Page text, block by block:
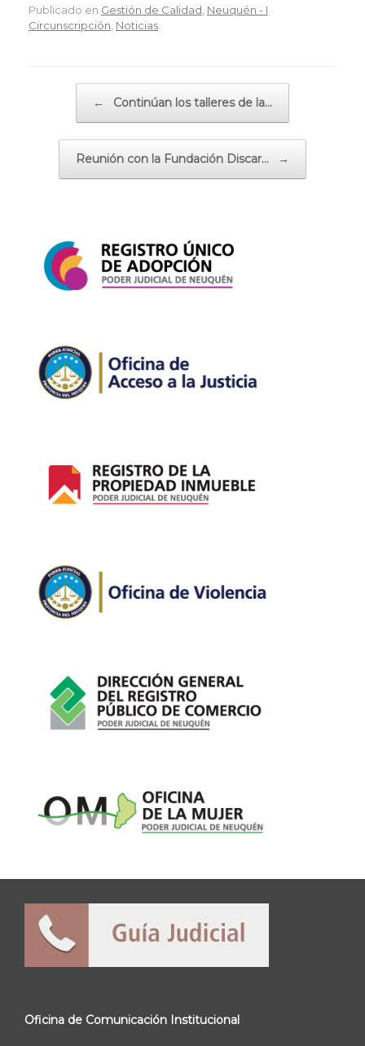
Publicado en Gestión de Calidad Neuquén - I
Circunscripción Noticias
← Continúan los talleres de la…
Reunión con la Fundación Discar… →
Oficina de Comunicación Institucional